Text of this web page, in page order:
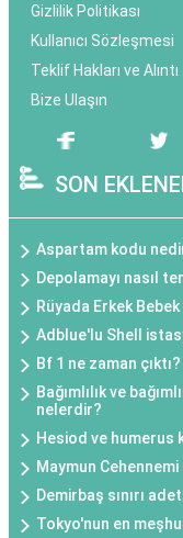
Gizlilik Politikası
Kullanıcı Sözleşmesi
Teklif Hakları ve Alıntı
Bize Ulaşın
SON
Aspartam kodu
Depolamayı nasıl
Rüyada Erkek
Adblue'lu Shell
Bf 1 ne zaman çıktı?
Bağımlılık ve
nelerdir?
Hesiod ve humerus
Maymun
Demirbaş sınırı
Tokyo'nun en